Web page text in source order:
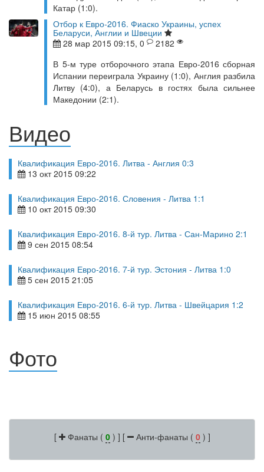
Катар (1:0).
Отбор к Евро-2016. Фиаско Украины, успех
Беларуси, Англии и Швеции
28 мар 2015 09:15, 0
2182
В 5-м туре отборочного этапа Евро-2016 сборная
Испании переиграла Украину (1:0), Англия разбила
Литву (4:0), а Беларусь в гостях была сильнее
Македонии (2:1).
Видео
Квалификация Евро-2016. Литва - Англия 0:3
13 окт 2015 09:22
Квалификация Евро-2016. Словения - Литва 1:1
10 окт 2015 09:30
Квалификация Евро-2016. 8-й тур. Литва - Сан-Марино 2:1
9 сен 2015 08:54
Квалификация Евро-2016. 7-й тур. Эстония - Литва 1:0
5 сен 2015 21:05
Квалификация Евро-2016. 6-й тур. Литва - Швейцария 1:2
15 июн 2015 08:55
Фото
[ Фанаты ( 0) ] [ Анти-фанаты ( 0) ]